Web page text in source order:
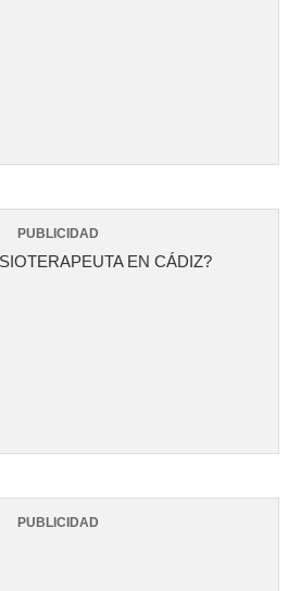
PUBLICIDAD
EN CÁDIZ?
PUBLICIDAD